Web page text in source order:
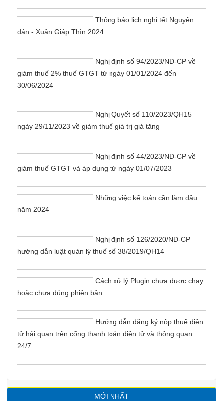
Thông báo lịch nghỉ tết Nguyên
đán - Xuân Giáp Thìn 2024
Nghị định số 94/2023/NĐ-CP về
giảm thuế 2% thuế GTGT từ ngày 01/01/2024 đến
30/06/2024
Nghị Quyết số 110/2023/QH15
ngày 29/11/2023 về giảm thuế giá trị giá tăng
Nghị định số 44/2023/NĐ-CP về
giảm thuế GTGT và áp dụng từ ngày 01/07/2023
Những việc kế toán cần làm đầu
năm 2024
Nghị định số 126/2020/NĐ-CP
hướng dẫn luật quản lý thuế số 38/2019/QH14
Cách xử lý Plugin chưa được chạy
hoặc chưa đúng phiên bản
Hướng dẫn đăng ký nộp thuế điện
tử hải quan trên cổng thanh toán điện tử và thông quan
24/7
MỚI NHẤT